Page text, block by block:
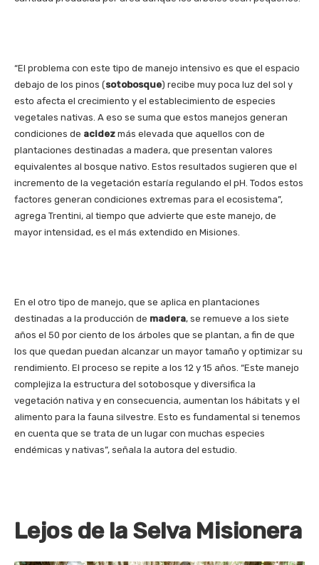
“El problema con este tipo de manejo intensivo es que el espacio
debajo de los pinos (sotobosque) recibe muy poca luz del sol y
esto afecta el crecimiento y el establecimiento de especies
vegetales nativas. A eso se suma que estos manejos generan
condiciones de acidez más elevada que aquellos con de
plantaciones destinadas a madera, que presentan valores
equivalentes al bosque nativo. Estos resultados sugieren que el
incremento de la vegetación estaría regulando el pH. Todos estos
factores generan condiciones extremas para el ecosistema”,
agrega Trentini, al tiempo que advierte que este manejo, de
mayor intensidad, es el más extendido en Misiones.
En el otro tipo de manejo, que se aplica en plantaciones
destinadas a la producción de madera, se remueve a los siete
años el 50 por ciento de los árboles que se plantan, a fin de que
los que quedan puedan alcanzar un mayor tamaño y optimizar su
rendimiento. El proceso se repite a los 12 y 15 años. “Este manejo
complejiza la estructura del sotobosque y diversifica la
vegetación nativa y en consecuencia, aumentan los hábitats y el
alimento para la fauna silvestre. Esto es fundamental si tenemos
en cuenta que se trata de un lugar con muchas especies
endémicas y nativas”, señala la autora del estudio.
Lejos de la Selva Misionera